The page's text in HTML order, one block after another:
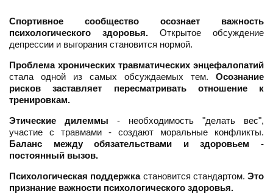
Спортивное сообщество осознает важность
психологического здоровья. Открытое обсуждение
депрессии и выгорания становится нормой.
Проблема хронических травматических энцефалопатий
стала одной из самых обсуждаемых тем. Осознание
рисков заставляет пересматривать отношение к
тренировкам.
Этические дилеммы - необходимость "делать вес",
участие с травмами - создают моральные конфликты.
Баланс между обязательствами и здоровьем -
постоянный вызов.
Психологическая поддержкастановится стандартом. Это
признание важности психологического здоровья.